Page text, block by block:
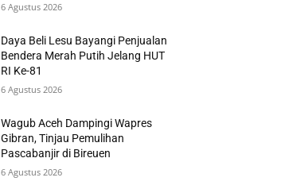
6 Agustus 2026
Daya Beli Lesu Bayangi Penjualan
Bendera Merah Putih Jelang HUT
RI Ke-81
6 Agustus 2026
Wagub Aceh Dampingi Wapres
Gibran, Tinjau Pemulihan
Pascabanjir di Bireuen
6 Agustus 2026